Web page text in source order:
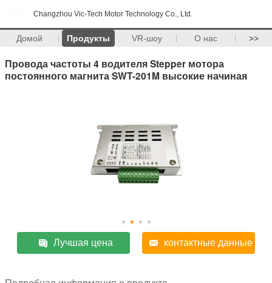
Changzhou Vic-Tech Motor Technology Co., Ltd.
Домой Продукты VR-шоу О нас >>
Провода частоты 4 водителя Stepper мотора
постоянного магнита SWT-201M высокие начиная
Лучшая цена контактные данные